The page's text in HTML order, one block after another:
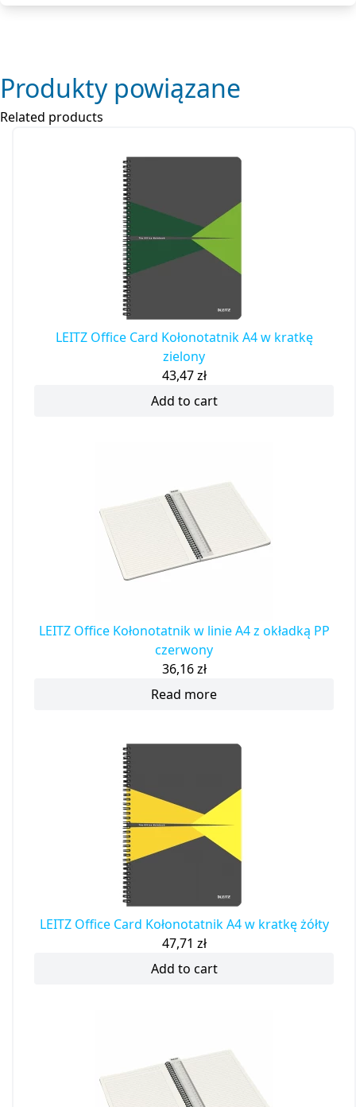
Produkty powiązane
Related products
LEITZ Office Card Kołonotatnik A4 w kratkę
zielony
43,47zł
Add to cart
LEITZ Office Kołonotatnik w linie A4 z okładką PP
czerwony
36,16zł
Read more
LEITZ Office Card Kołonotatnik A4 w kratkę żółty
47,71 zł
Add to cart